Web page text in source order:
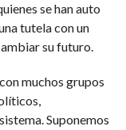
se han auto
tutela con un
su futuro.
muchos grupos
Suponemos